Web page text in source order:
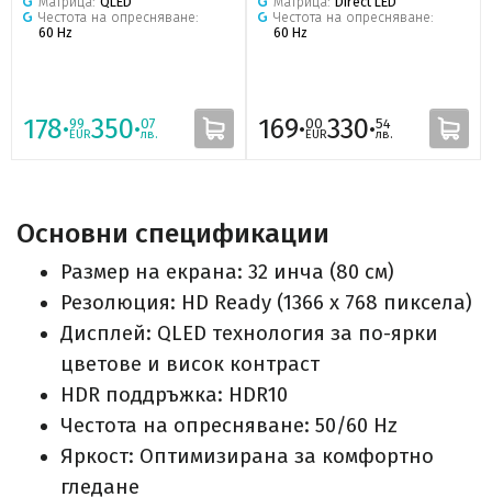
Честота на опресняване:
60 Hz
178·99
EUR350·07
лв.
Честота на опресняване:
60 Hz
169·00
EUR330·54
лв.
Основни спецификации
Размер на екрана: 32 инча (80 см)
Резолюция: HD Ready (1366 x 768 пиксела)
Дисплей: QLED технология за по-ярки
цветове и висок контраст
HDR поддръжка: HDR10
Честота на опресняване: 50/60 Hz
Яркост: Оптимизирана за комфортно
гледане